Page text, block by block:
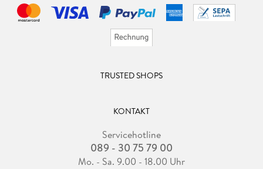
TRUSTED SHOPS
KONTAKT
Servicehotline
089 - 30 75 79 00
Mo. - Sa. 9.00 - 18.00 Uhr